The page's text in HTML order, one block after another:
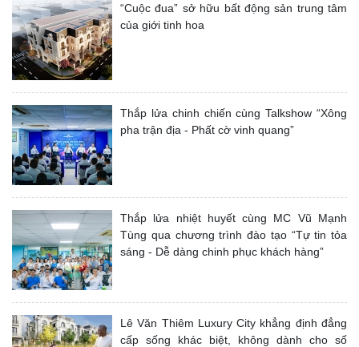
“Cuộc đua” sở hữu bất động sản trung tâm
của giới tinh hoa
Thắp lửa chinh chiến cùng Talkshow “Xông
pha trận địa - Phất cờ vinh quang”
Thắp lửa nhiệt huyết cùng MC Vũ Mạnh
Tùng qua chương trình đào tạo “Tự tin tỏa
sáng - Dễ dàng chinh phục khách hàng”
Lê Văn Thiêm Luxury City khẳng định đẳng
cấp sống khác biệt, không dành cho số